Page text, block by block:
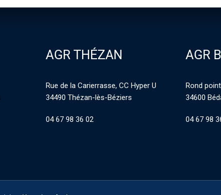
AGR THÉZAN
Rue de la Carierrasse, CC Hyper U
34490 Thézan-lès-Béziers
04 67 98 36 02
AGR
Rond
34600
04 67 98